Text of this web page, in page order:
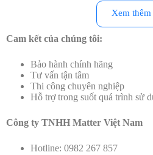
SJCGQ11LM
Kích thước:
50×50×15 mm
Nguồn đầu vào:PIN CR2032
Độ ẩm hoạt động:0 – 100%RH
Bộ sản phẩm bao gồm:
Cảm biến tràn nước x 1
Hướng dẫn sử dụng x 1
Đặc điểm đắc giá của Cảm biến tràn
Phát hiện rò rỉ nước tức thì
Xem thêm
Cam kết của chúng tôi:
Bảo hành chính hãng
Tư vấn tận tâm
Thi công chuyên nghiệp
Hỗ trợ trong suốt quá trình sử
Công ty TNHH Matter Việt Nam
Hotline: 0982 267 857